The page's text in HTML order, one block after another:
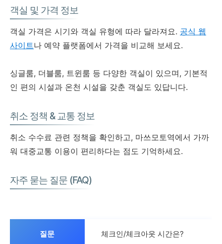
객실 및 가격 정보
객실 가격은 시기와 객실 유형에 따라 달라져요. 공식 웹
사이트나 예약 플랫폼에서 가격을 비교해 보세요.
싱글룸, 더블룸, 트윈룸 등 다양한 객실이 있으며, 기본적
인 편의 시설과 온천 시설을 갖춘 객실도 있답니다.
취소 정책 & 교통 정보
취소 수수료 관련 정책을 확인하고, 마쓰모토역에서 가까
워 대중교통 이용이 편리하다는 점도 기억하세요.
자주 묻는 질문 (FAQ)
체크인/체크아웃 시간은?